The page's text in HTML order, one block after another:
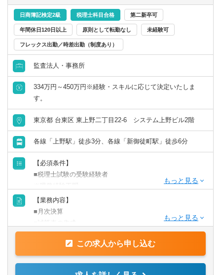
日商簿記検定2級 税理士科目合格 第二新卒可
年間休日120日以上 原則として転勤なし 未経験可
フレックス出勤／時差出勤（制度あり）
監査法人・事務所
334万円～450万円※経験・スキルに応じて決定いたしま
す。
東京都 台東区 東上野二丁目22-6 システム上野ビル2階
各線「上野駅」徒歩3分、各線「新御徒町駅」徒歩6分
【必須条件】
■税理士試験の受験経験者
※新卒・第二新卒の方、歓迎いたします
■誰とでも円滑にコミュニケーションをとれる方
■意欲はあるが経験がないのが不安な方
■接客業経験者の方（事務系の仕事が未経験で来られた方が
たくさん事務所内にいます）
【業務内容】
■月次決算
■各種申告書作成
■巡回業務
この求人から申し込む